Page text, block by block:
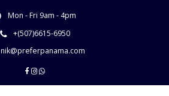
Mon - Fri 9am - 4pm
+(507)6615-6950
nik@preferpanama.com